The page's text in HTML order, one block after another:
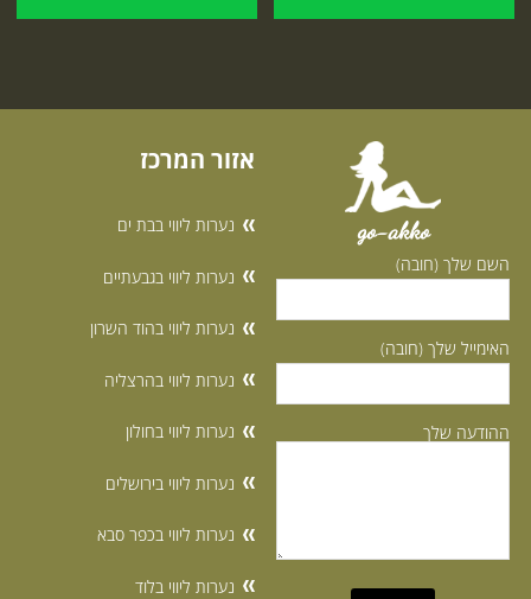
go-akko
השם שלך (חובה)
האימייל שלך (חובה)
ההודעה שלך
אזור המרכז
נערות ליווי בבת ים
נערות ליווי בגבעתיים
נערות ליווי בהוד השרון
נערות ליווי בהרצליה
נערות ליווי בחולון
נערות ליווי בירושלים
נערות ליווי בכפר סבא
נערות ליווי בלוד